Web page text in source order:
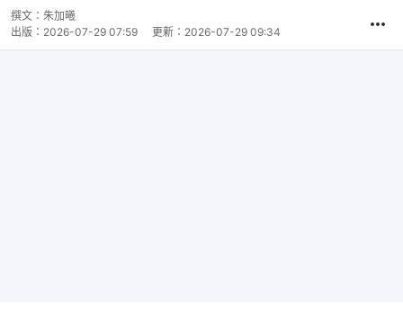
撰文： 朱加曦
出版： 2026-07-29 07:59 更新： 2026-07-29 09:34